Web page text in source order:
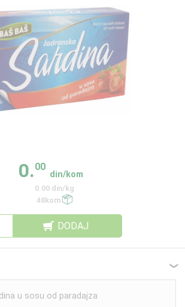
0.00
din/kom
0.00 din/kg
48kom
DODAJ
❮
u sosu od paradajza